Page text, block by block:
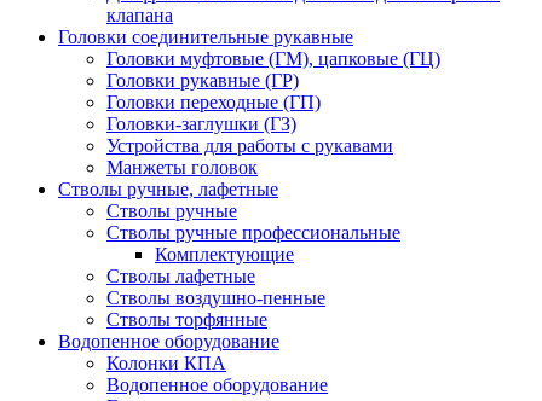
клапана
Головки соединительные рукавные
Головки муфтовые (ГМ), цапковые (ГЦ)
Головки рукавные (ГР)
Головки переходные (ГП)
Головки-заглушки (ГЗ)
Устройства для работы с рукавами
Манжеты головок
Стволы ручные, лафетные
Стволы ручные
Стволы ручные профессиональные
Комплектующие
Стволы лафетные
Стволы воздушно-пенные
Стволы торфянные
Водопенное оборудование
Колонки КПА
Водопенное оборудование